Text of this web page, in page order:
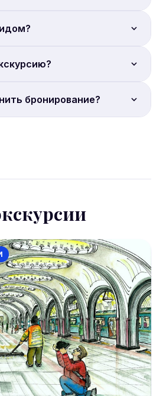
человека. Бронируйте онлайн.
Тверская улица, 19.
Бронирование на сайте
бронирование?